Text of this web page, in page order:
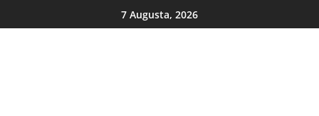
7 Augusta, 2026